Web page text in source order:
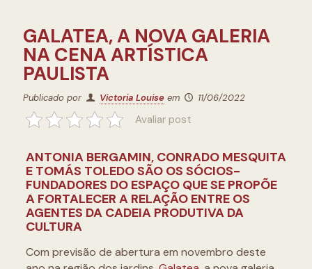
GALATEA, A NOVA GALERIA
NA CENA ARTÍSTICA
PAULISTA
Publicado por Victoria Louise em 11/06/2022
Avaliar post
ANTONIA BERGAMIN, CONRADO MESQUITA
E TOMÁS TOLEDO SÃO OS SÓCIOS-
FUNDADORES DO ESPAÇO QUE SE PROPÕE
A FORTALECER A RELAÇÃO ENTRE OS
AGENTES DA CADEIA PRODUTIVA DA
CULTURA
Com previsão de abertura em novembro deste